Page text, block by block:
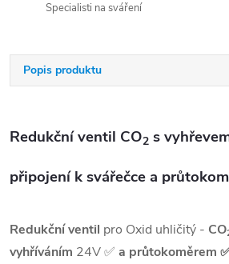
Specialisti na sváření
Popis produktu
Redukční ventil CO2 s
připojení k svářečce a
Redukční ventil pro Oxid uhličitý - CO
vyhříváním 24V✅ a průtokoměrem